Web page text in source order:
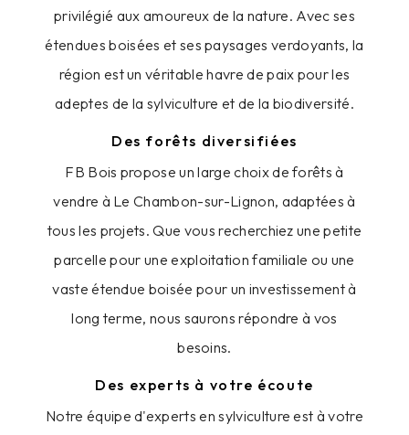
privilégié aux amoureux de la nature. Avec ses
étendues boisées et ses paysages verdoyants, la
région est un véritable havre de paix pour les
adeptes de la sylviculture et de la biodiversité.
Des forêts diversifiées
FB Bois propose un large choix de forêts à
vendre à Le Chambon-sur-Lignon, adaptées à
tous les projets. Que vous recherchiez une petite
parcelle pour une exploitation familiale ou une
vaste étendue boisée pour un investissement à
long terme, nous saurons répondre à vos
besoins.
Des experts à votre écoute
Notre équipe d'experts en sylviculture est à votre